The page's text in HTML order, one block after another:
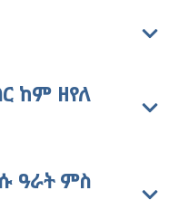
ከም ዘየለ
ዓራት ምስ